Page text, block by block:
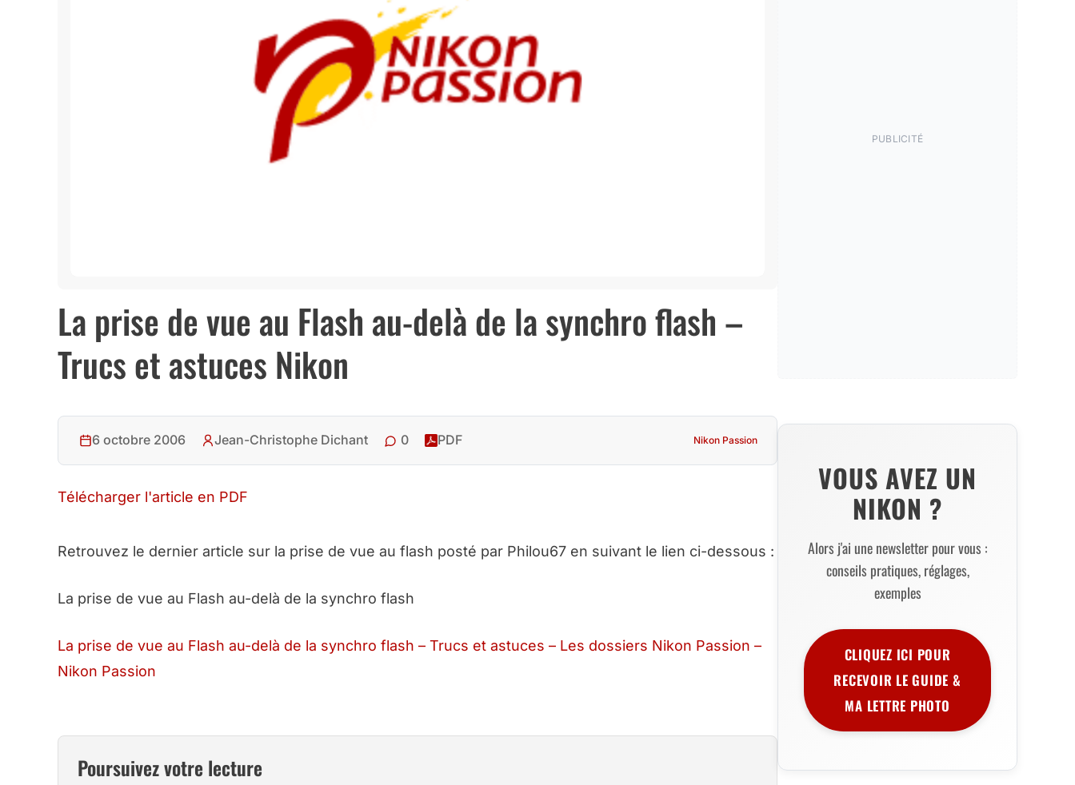
La prise de vue au Flash au-delà de la synchro flash –
Trucs et astuces Nikon
6 octobre 2006 Jean-Christophe Dichant 0 PDF Nikon Passion
Télécharger l'article en PDF
Retrouvez le dernier article sur la prise de vue au flash posté par Philou67 en suivant le lien ci-dessous :
La prise de vue au Flash au-delà de la synchro flash
La prise de vue au Flash au-delà de la synchro flash – Trucs et astuces – Les dossiers Nikon Passion –
Nikon Passion
Poursuivez votre lecture
PUBLICITÉ
VOUS AVEZ UN
NIKON ?
Alors j'ai une newsletter pour vous :
conseils pratiques, réglages,
exemples
CLIQUEZ ICI POUR
RECEVOIR LE GUIDE &
MA LETTRE PHOTO